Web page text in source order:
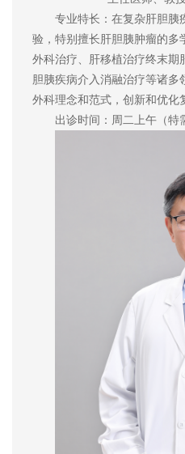
专业特长：在复杂肝胆胰
验，特别擅长肝胆胰肿瘤的多
外科治疗、肝移植治疗终末期
胆胰疾病介入消融治疗等诸
外科理念和范式，创新和优化
出诊时间：周二上午（特